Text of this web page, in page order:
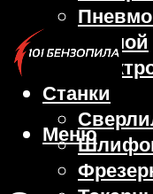
Ручной
Станки
Меню